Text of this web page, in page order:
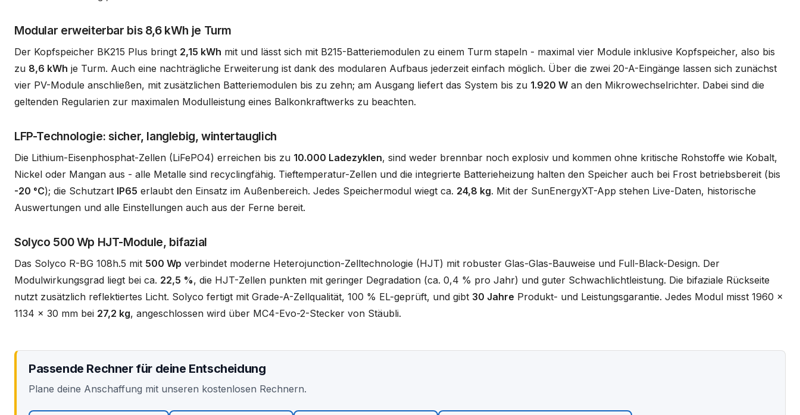
Modular erweiterbar bis 8,6 kWh je Turm
Der Kopfspeicher BK215 Plus bringt 2,15 kWh mit und lässt sich mit B215-Batteriemodulen zu einem Turm stapeln - maximal vier Module inklusive Kopfspeicher, also bis
zu 8,6 kWh je Turm. Auch eine nachträgliche Erweiterung ist dank des modularen Aufbaus jederzeit einfach möglich. Über die zwei 20-A-Eingänge lassen sich zunächst
vier PV-Module anschließen, mit zusätzlichen Batteriemodulen bis zu zehn; am Ausgang liefert das System bis zu 1.920 W an den Mikrowechselrichter. Dabei sind die
geltenden Regularien zur maximalen Modulleistung eines Balkonkraftwerks zu beachten.
LFP-Technologie: sicher, langlebig, wintertauglich
Die Lithium-Eisenphosphat-Zellen (LiFePO4) erreichen bis zu 10.000 Ladezyklen, sind weder brennbar noch explosiv und kommen ohne kritische Rohstoffe wie Kobalt,
Nickel oder Mangan aus - alle Metalle sind recyclingfähig. Tieftemperatur-Zellen und die integrierte Batterieheizung halten den Speicher auch bei Frost betriebsbereit (bis
-20 °C); die Schutzart IP65 erlaubt den Einsatz im Außenbereich. Jedes Speichermodul wiegt ca. 24,8 kg. Mit der SunEnergyXT-App stehen Live-Daten, historische
Auswertungen und alle Einstellungen auch aus der Ferne bereit.
Solyco 500 Wp HJT-Module, bifazial
Das Solyco R-BG 108h.5 mit 500 Wp verbindet moderne Heterojunction-Zelltechnologie (HJT) mit robuster Glas-Glas-Bauweise und Full-Black-Design. Der
Modulwirkungsgrad liegt bei ca. 22,5 %, die HJT-Zellen punkten mit geringer Degradation (ca. 0,4 % pro Jahr) und guter Schwachlichtleistung. Die bifaziale Rückseite
nutzt zusätzlich reflektiertes Licht. Solyco fertigt mit Grade-A-Zellqualität, 100 % EL-geprüft, und gibt 30 Jahre Produkt- und Leistungsgarantie. Jedes Modul misst 1960 x
1134 x 30 mm bei 27,2 kg, angeschlossen wird über MC4-Evo-2-Stecker von Stäubli.
Passende Rechner für deine Entscheidung
Plane deine Anschaffung mit unseren kostenlosen Rechnern.